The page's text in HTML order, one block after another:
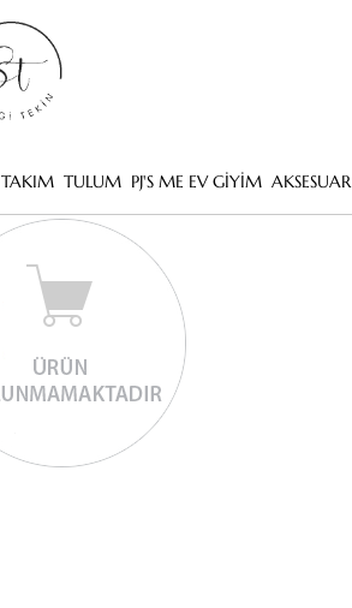
TAKIM TULUM PJ'S ME EV GİYİM AKSESUAR